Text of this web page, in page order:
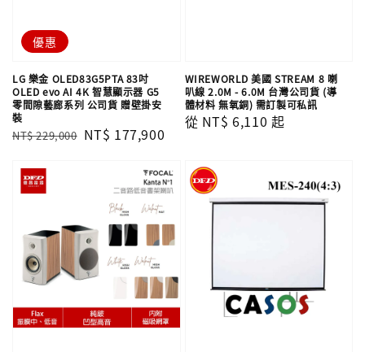
優惠
LG 樂金 OLED83G5PTA 83吋
OLED evo AI 4K 智慧顯示器 G5
零間隙藝廊系列 公司貨 贈壁掛安
裝
Regular
NT$ 229,000 Sale
NT$ 177,900
WIREWORLD 美國 STREAM 8 喇
叭線 2.0M - 6.0M 台灣公司貨 (導
體材料 無氧銅) 需訂製可私訊
Regular
從 NT$ 6,110 起